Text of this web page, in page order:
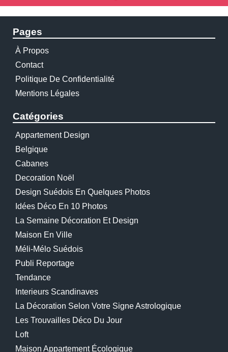
Pages
À Propos
Contact
Politique De Confidentialité
Mentions Légales
Catégories
Appartement Design
Belgique
Cabanes
Decoration Noël
Design Suédois En Quelques Photos
Idées Déco En 10 Photos
La Semaine Décoration Et Design
Maison En Ville
Méli-Mélo Suédois
Publi Reportage
Tendance
Interieurs Scandinaves
La Décoration Selon Votre Signe Astrologique
Les Trouvailles Déco Du Jour
Loft
Maison Appartement Écologique